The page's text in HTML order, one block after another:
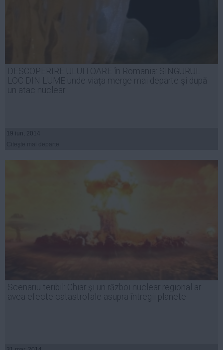
DESCOPERIRE ULUITOARE în Romania: SINGURUL
LOC DIN LUME unde viaţa merge mai departe şi după
un atac nuclear
19 iun, 2014
Scenariu teribil: Chiar şi un război nuclear regional ar
avea efecte catastrofale asupra întregii planete